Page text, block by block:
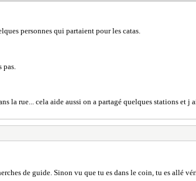
personnes qui partaient pour les catas.
pas.
la rue... cela aide aussi on a partagé quelques stations et
de guide. Sinon vu que tu es dans le coin, tu es allé